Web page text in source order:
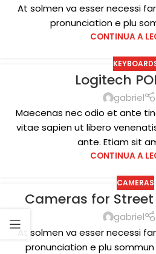
At solmen va esser necessi
pronunciation e plu
CONTINUA A
Logitech
gabriel
Maecenas nec odio et ante
vitae sapien ut libero
ante. Etiam sit
CONTINUA A
CAMERAS
Cameras for
gabriel
At solmen va esser necessi
pronunciation e plu